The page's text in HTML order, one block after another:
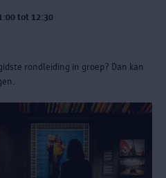
tot 12:30
rondleiding in groep? Dan kan